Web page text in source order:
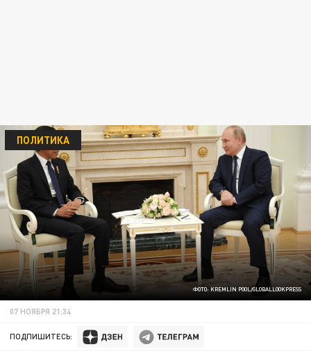
ФОТО: KREMLIN POOL/GLOBALLOOKPRESS
ПОЛИТИКА
07 НОЯБРЯ 21:34
ПОДПИШИТЕСЬ: